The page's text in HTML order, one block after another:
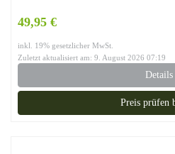
49,95 €
inkl. 19% gesetzlicher MwSt.
Zuletzt aktualisiert am: 9. August 2026 07:19
Details
Preis prüfen